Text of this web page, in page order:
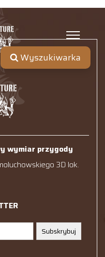
Wyszukiwarka
wymiar przygody
3D lok.
Subskrybuj